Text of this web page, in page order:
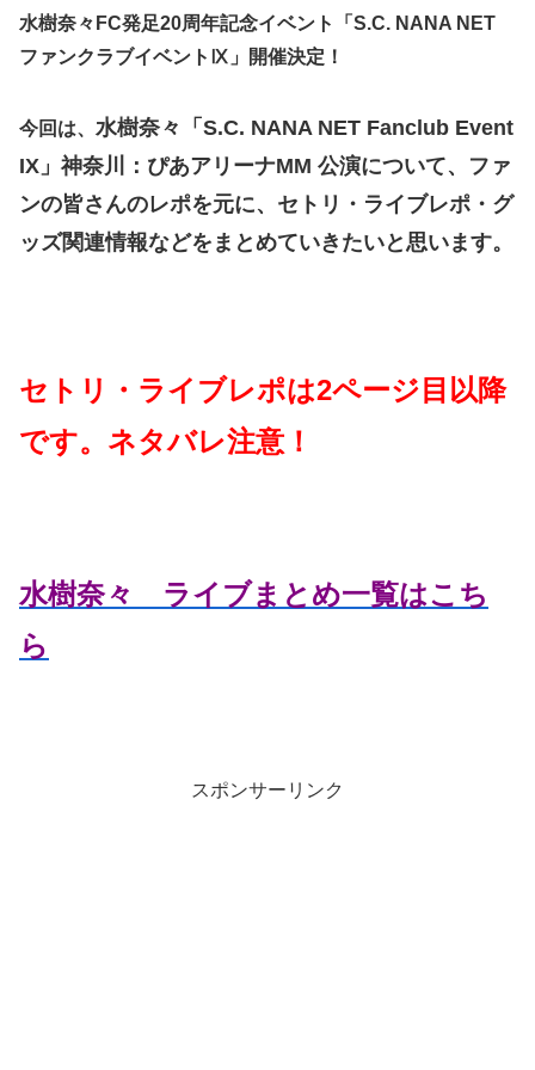
水樹奈々FC発足20周年記念イベント「S.C. NANA NET
ファンクラブイベントⅨ」開催決定！
今回は、 水樹奈々「S.C. NANA NET Fanclub Event
IX」神奈川：ぴあアリーナMM 公演について、ファ
ンの皆さんのレポを元に、セトリ・ライブレポ・グ
ッズ関連情報などをまとめていきたいと思います。
セトリ・ライブレポは2ページ目以降
です。ネタバレ注意！
水樹奈々 ライブまとめ一覧はこち
ら
スポンサーリンク